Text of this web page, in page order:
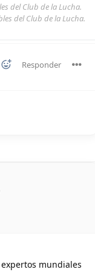
del Club de la Lucha.
del Club de la Lucha.
Responder
mundiales